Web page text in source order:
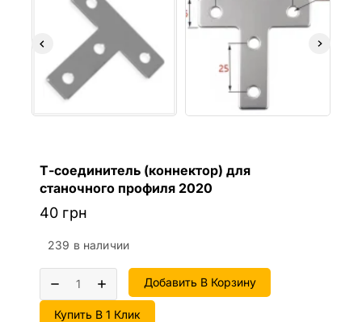
Т-соединитель (коннектор) для
станочного профиля 2020
40 грн
239 в наличии
Добавить В Корзину
Купить В 1 Клик